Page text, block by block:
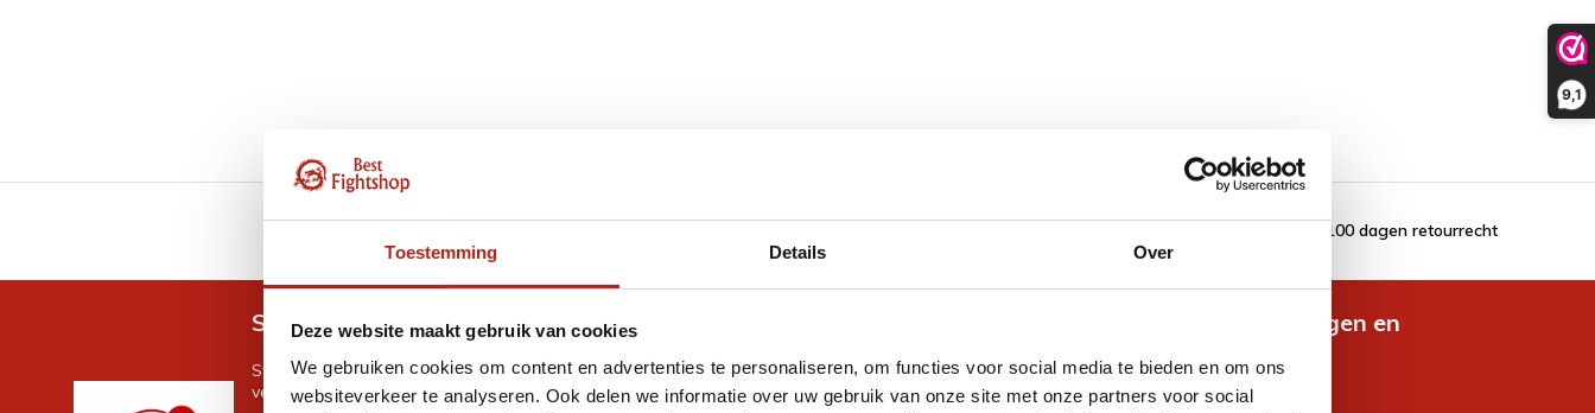
Toestemming Details Over
Deze website maakt gebruik van cookies
We gebruiken cookies om content en advertenties te personaliseren, om functies voor social media te bieden en om ons
websiteverkeer te analyseren. Ook delen we informatie over uw gebruik van onze site met onze partners voor social
9,1
100 dagen retourrecht
Snel antwoord op je vraag?
Stel je vraag in de chat, en we helpen je graag
verder. 24/7
Ontvang de nieuwste aanbiedingen en
promoties